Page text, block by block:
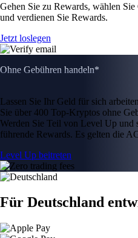
Gehen Sie zu Rewards, wählen
und verdienen Sie Rewards.
Jetzt loslegen
Ohne Gebühren handeln*
Lassen Sie Ihr Geld für sich
Sie über 400 Top-Kryptos ohne
Werden Sie Teil von Level Up und
führende Rewards. Es gelten die
Level Up beitreten
Für Deutschland